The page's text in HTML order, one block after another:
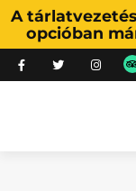
A
opcióban